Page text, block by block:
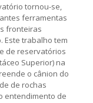
tornou-se,
ferramentas
fronteiras
Este trabalho tem
de reservatórios
Superior) na
o cânion do
de rochas
entendimento de